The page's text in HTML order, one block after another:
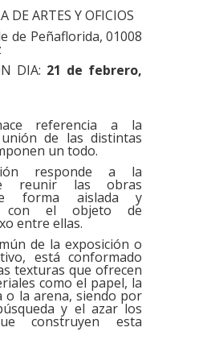
DE ARTES Y OFICIOS
de Peñaflorida, 01008
DIA: 21 de febrero,
referencia a la
de las distintas
un todo.
responde a la
reunir las obras
forma aislada y
con el objeto de
entre ellas.
de la exposición o
está conformado
texturas que ofrecen
como el papel, la
o la arena, siendo por
y el azar los
construyen esta